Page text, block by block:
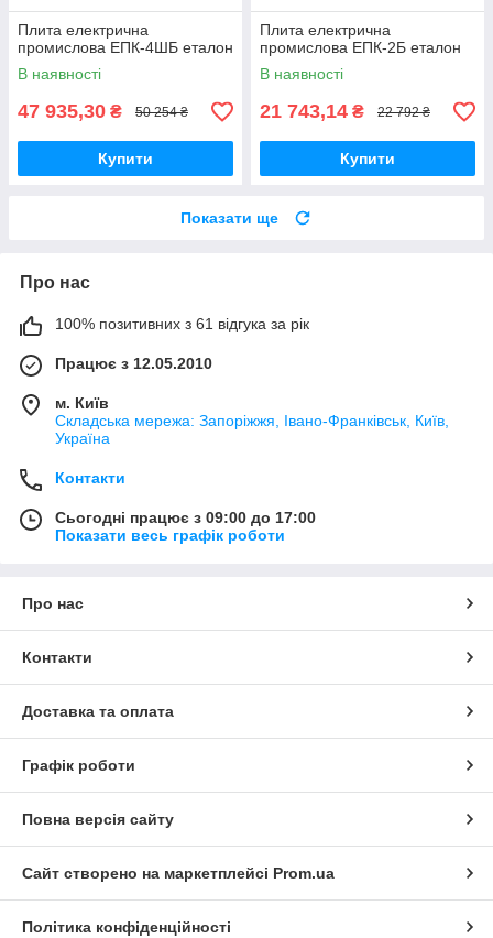
Плита електрична
промислова ЕПК-4ШБ еталон
В наявності
47 935,30 ₴ 50 254 ₴
Купити
Плита електрична
промислова ЕПК-2Б еталон
В наявності
21 743,14 ₴ 22 792 ₴
Купити
Показати ще
Про нас
100% позитивних з 61 відгука за рік
Працює з 12.05.2010
м. Київ
Складська мережа: Запоріжжя, Івано-Франківськ, Київ,
Україна
Контакти
Сьогодні працює з 09:00 до 17:00
Показати весь графік роботи
Про нас
Контакти
Доставка та оплата
Графік роботи
Повна версія сайту
Сайт створено на маркетплейсі Prom.ua
Політика конфіденційності